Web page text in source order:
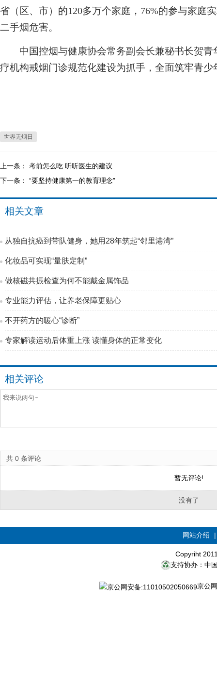
省（区、市）的120多万个家庭，76%的参与家庭
二手烟危害。
中国控烟与健康协会常务副会长兼秘书长贺青
疗机构戒烟门诊规范化建设为抓手，全面筑牢青
世界无烟日
上一条： 考前怎么吃 听听医生的建议
下一条： “要坚持健康第一的教育理念”
相关文章
从独自抗癌到带队健身，她用28年筑起“邻里港湾”
化妆品可实现“量肤定制”
做核磁共振检查为何不能戴金属饰品
专业能力评估，让养老保障更贴心
不开药方的暖心“诊断”
专家解读运动后体重上涨 读懂身体的正常变化
相关评论
共 0 条评论
暂无评论!
没有了
网站介绍
Copyriht
支持协办：中
京公